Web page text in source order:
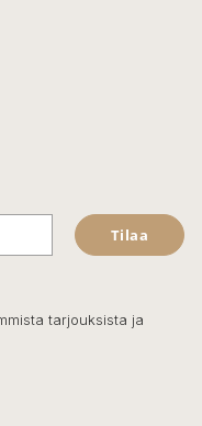
Tilaa
tarjouksista ja